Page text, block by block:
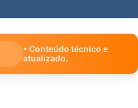
• Conteúdo técnico e
atualizado.